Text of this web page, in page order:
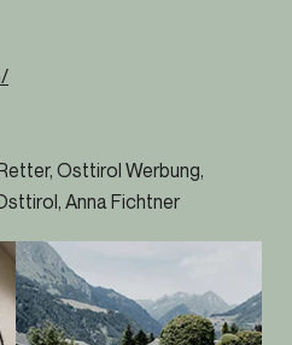
Osttirol Werbung,
Anna Fichtner